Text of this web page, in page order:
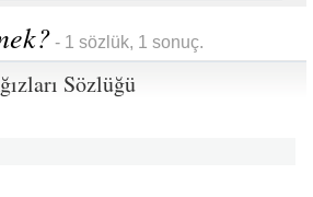
- 1 sözlük, 1 sonuç.
Sözlüğü